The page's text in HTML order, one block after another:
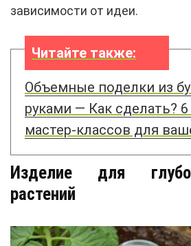
зависимости от идеи.
Читайте также:
Объемные поделки из
руками — Как сделать?
мастер-классов для
Изделие для
растений